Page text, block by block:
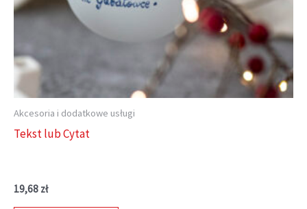
Akcesoria i dodatkowe usługi
Tekst lub Cytat
19,68 zł